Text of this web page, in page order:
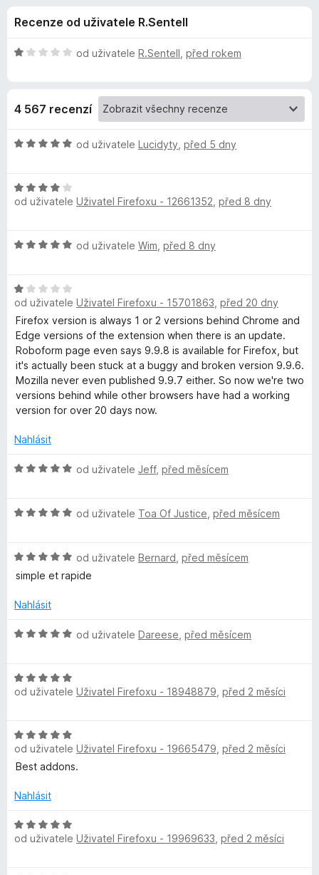
e
e
f
x
d
p
l
ň
k
u
R
o
b
o
F
o
m
P
a
s
w
o
r
d
M
,
z
Recenze od uživatele R.Sentell
H
o
e
:
1
od uživatele R.Sentell před rokem
4 567 recenzí
H
n
o
n
5
z
5
od uživatele Lucidyty před 5 dny
H
o
o
n
í
:
4
z
5
od uživatele Uživatel Firefoxu - 12661352 před 8 dny
H
n
o
c
e
n
:
5
z
od uživatele Wim před 8 dny
H
o
d
n
o
c
e
n
1
5
od uživatele Uživatel Firefoxu - 15701863 před 20 dny
Firefox version is always 1 or 2 versions behind Chrome and
Edge versions of the extension when there is an update.
Roboform page even says 9.9.8 is available for Firefox, but
it's actually been stuck at a buggy and broken version 9.9.6.
Mozilla never even published 9.9.7 either. So now we're two
versions behind while other browsers have had a working
version for over 20 days now.
Nahlásit
H
n
e
n
:
z
od uživatele Jeff, před měsícem
H
n
o
e
í
z
5
od uživatele Toa Of Justice před měsícem
H
o
n
c
í
:
5
od uživatele Bernard před měsícem
simple et rapide
Nahlásit
H
n
o
n
í
:
z
od uživatele Dareese před měsícem
H
o
o
c
e
í
5
z
od uživatele Uživatel Firefoxu - 18948879 před 2 měsíci
H
o
d
o
e
n
od uživatele Uživatel Firefoxu - 19665479 před 2 měsíci
Best addons.
Nahlásit
H
o
od uživatele Uživatel Firefoxu - 19969633 před 2 měsíci